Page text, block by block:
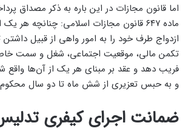
اما قانون مجازات در این باره به ذکر مصداق
ماده ۶۴۷ قانون مجازات اسلامی: چنانچه هر
ازدواج طرف خود را به امور واهی از قبیل
تکمن مالی، موقعیت‌ اجتماعی، شغل و سمت
فریب دهد و عقد بر مبنای هر یک از آن‌ها
و به حبس تعزیری از شش ماه تا دو سال‌
ضمانت اجرای کیفری